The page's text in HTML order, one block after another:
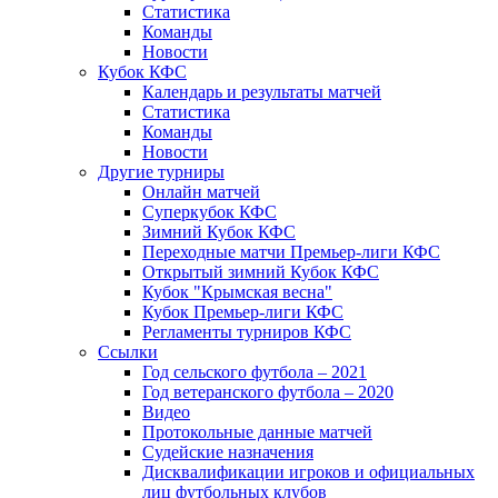
Статистика
Команды
Новости
Кубок КФС
Календарь и результаты матчей
Статистика
Команды
Новости
Другие турниры
Онлайн матчей
Суперкубок КФС
Зимний Кубок КФС
Переходные матчи Премьер-лиги КФС
Открытый зимний Кубок КФС
Кубок "Крымская весна"
Кубок Премьер-лиги КФС
Регламенты турниров КФС
Ссылки
Год сельского футбола – 2021
Год ветеранского футбола – 2020
Видео
Протокольные данные матчей
Судейские назначения
Дисквалификации игроков и официальных
лиц футбольных клубов